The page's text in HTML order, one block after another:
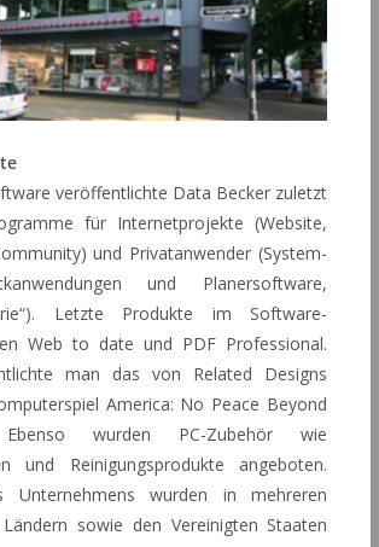
veröffentlichte Data Becker zuletzt
für Internetprojekte (Website,
und Privatanwender (System-
und Planersoftware,
Letzte Produkte im Software-
Web to date und PDF Professional.
man das von Related Designs
America: No Peace Beyond
wurden PC-Zubehör wie
und Reinigungsprodukte angeboten.
Unternehmens wurden in mehreren
sowie den Vereinigten Staaten